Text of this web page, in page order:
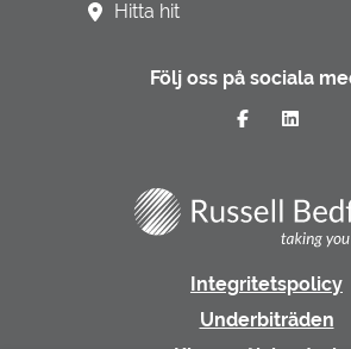
Hitta hit
Följ oss på sociala
Integritetspolicy
Underbiträden